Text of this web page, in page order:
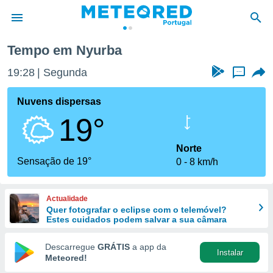
da
foi
fornecidas
a este
das
e
forma
digital
Tempo em Nyurba
19:28 Segunda ...
Nuvens dispersas
19°
Sensação de 19°
Norte
0
8 km/h
Actualidade
Quer fotografar o eclipse com o telemóvel?
Estes cuidados podem salvar a sua câmara
Descarregue GRÁTIS a app da
Meteored!
Instalar